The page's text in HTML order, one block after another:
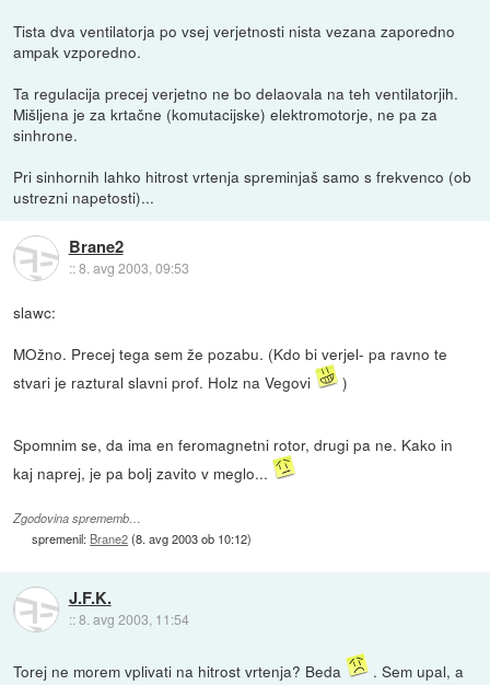
Tista dva ventilatorja po vsej verjetnosti nista vezana zaporedno
ampak vzporedno.
Ta regulacija precej verjetno ne bo delaovala na teh ventilatorjih.
Mišljena je za krtačne (komutacijske) elektromotorje, ne pa za
sinhrone.
Pri sinhornih lahko hitrost vrtenja spreminjaš samo s frekvenco (ob
ustrezni napetosti)...
Brane2
::8. avg 2003, 09:53
slawc:
MOžno. Precej tega sem že pozabu. (Kdo bi verjel- pa ravno te
stvari je raztural slavni prof. Holz na Vegovi
)
Spomnim se, da ima en feromagnetni rotor, drugi pa ne. Kako in
kaj naprej, je pa bolj zavito v meglo...
Zgodovina sprememb…
spremenil: Brane2(8. avg 2003 ob 10:12)
J.F.K.
::8. avg 2003, 11:54
Torej ne morem vplivati na hitrost vrtenja? Beda
. Sem upal, a